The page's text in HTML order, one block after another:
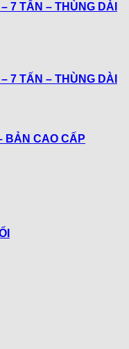
7 TẤN – THÙNG DÀI
7 TẤN – THÙNG DÀI
BẢN CAO CẤP